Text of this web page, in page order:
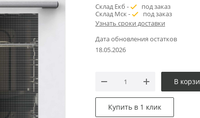
Склад Екб -
под заказ
Склад Мск -
под заказ
Узнать сроки доставки
Дата обновления остатков
18.05.2026
В
Купить в 1 клик